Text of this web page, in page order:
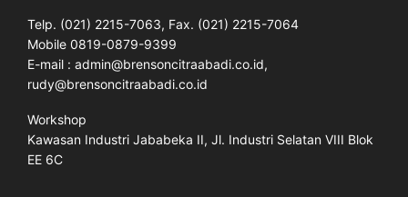
Telp. (021) 2215-7063, Fax. (021) 2215-7064
Mobile 0819-0879-9399
E-mail : admin@brensoncitraabadi.co.id,
rudy@brensoncitraabadi.co.id
Workshop
Kawasan Industri Jababeka II, Jl. Industri Selatan VIII Blok
EE 6C